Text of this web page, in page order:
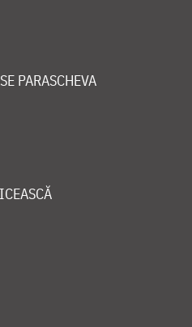
PARASCHEVA